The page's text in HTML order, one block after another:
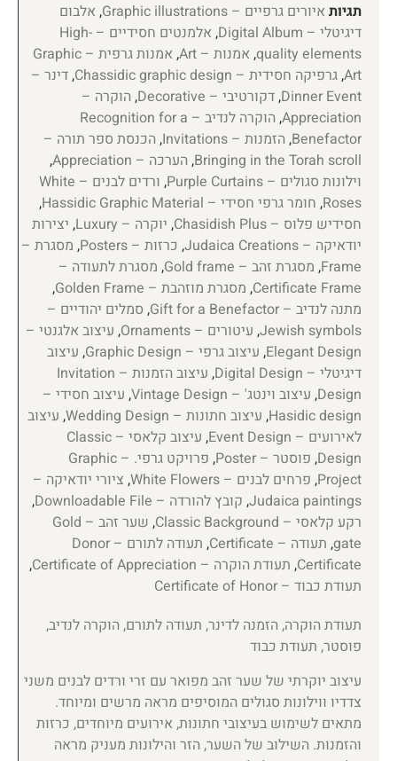
תגיות איורים גרפיים – Graphic illustrations , אלבום
דיגיטלי – Digital Album
,
אלמנטים חסידיים – High-
quality elements
, אמנות – Art ,
אמנות גרפית – Graphic
Art
,גרפיקה חסידית – Chassidic graphic design ,דינר –
Dinner Event
,דקורטיבי – Decorative ,הוקרה –
Appreciation
,
הוקרה לנדיב – Recognition for a
Benefactor
,הזמנות – Invitations ,הכנסת ספר תורה –
Bringing in the Torah scroll
,הערכה – Appreciation
,
וילונות סגולים – Purple Curtains
,
ורדים לבנים – White
Roses
, חומר גרפי חסידי – Hassidic Graphic Material
,
חסידיש פלוס – Chasidish Plus
, יוקרה – Luxury , יצירות
יודאיקה – Judaica Creations
, כרזות – Posters , מסגרת –
Frame
, מסגרת זהב – Gold frame , מסגרת לתעודה –
Certificate Frame
, מסגרת מוזהבת – Golden Frame
,
מתנה לנדיב – Gift for a Benefactor
, סמלים יהודיים –
Jewish symbols
, עיטורים – Ornaments , עיצוב אלגנטי –
Elegant Design
, עיצוב גרפי – Graphic Design , עיצוב
דיגיטלי – Digital Design
,
עיצוב הזמנות – Invitation
Design
, עיצוב וינטג' – Vintage Design , עיצוב חסידי –
Hasidic design
, עיצוב חתונות – Wedding Design , עיצוב
לאירועים – Event Design
,
עיצוב קלאסי – Classic
Design
, פוסטר – Poster ,
פרויקט גרפי. – Graphic
Project
, פרחים לבנים – White Flowers , ציורי יודאיקה –
Judaica paintings
, קובץ להורדה – Downloadable File
,
רקע קלאסי – Classic Background
,
שער זהב – Gold
gate
, תעודה – Certificate ,
תעודה לתורם – Donor
Certificate
, תעודת הוקרה – Certificate of Appreciation
,
תעודת כבוד – Certificate of Honor
תעודת הוקרה, הזמנה לדינר, תעודה לתורם, הוקרה לנדיב,
פוסטר, תעודת כבוד
עיצוב יוקרתי של שער זהב מפואר עם זרי ורדים לבנים משני
צדדיו ווילונות סגולים המוסיפים מראה מרשים ומיוחד.
מתאים לשימוש בעיצובי חתונות, אירועים מיוחדים, כרזות
והזמנות. השילוב של השער, הזר והילונות מעניק מראה